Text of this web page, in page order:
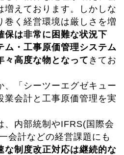
増えております。しかしな
巻く経営環境は厳しさを増
保は非常に困難な状況下
ム・工事原価管理システム
々高度な物となって きてお
、「シーツーエグゼキュー
業会計と工事原価管理を実
、内部統制やIFRS(国際会
会計などの経営課題にも
な制度改正対応は継続的な